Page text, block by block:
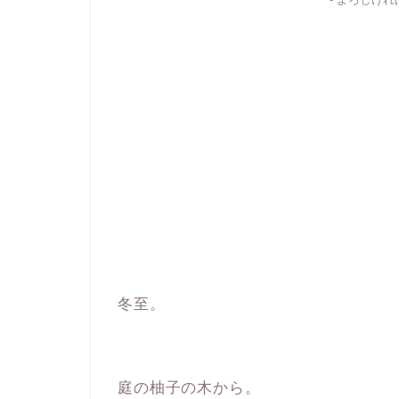
冬至。
庭の柚子の木から。